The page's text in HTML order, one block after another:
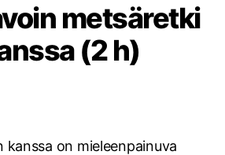
metsäretki
(2 h)
kanssa on mieleenpainuva